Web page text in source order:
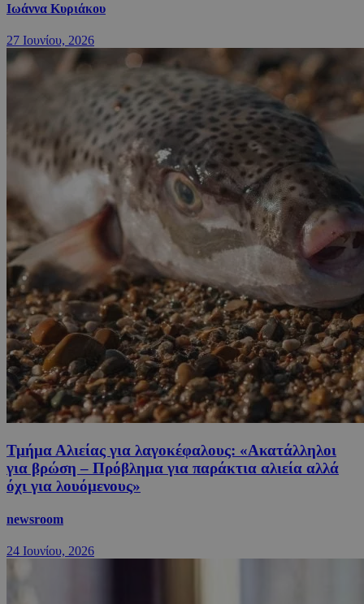
Ιωάννα Κυριάκου
27 Ιουνίου, 2026
Τμήμα Αλιείας για λαγοκέφαλους: «Ακατάλληλοι
για βρώση – Πρόβλημα για παράκτια αλιεία αλλά
όχι για λουόμενους»
newsroom
24 Ιουνίου, 2026